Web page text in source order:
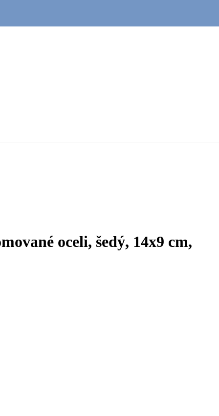
oceli, šedý, 14x9 cm,